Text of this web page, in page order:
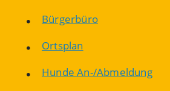
Bürgerbüro
Ortsplan
Hunde An-/Abmeldung